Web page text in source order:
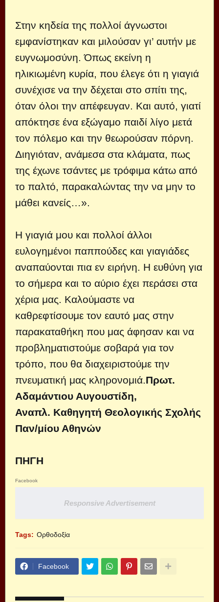
Στην κηδεία της πολλοί άγνωστοι
εμφανίστηκαν και μιλούσαν γι’ αυτήν με
ευγνωμοσύνη. Όπως εκείνη η
ηλικιωμένη κυρία, που έλεγε ότι η γιαγιά
συνέχισε να την δέχεται στο σπίτι της,
όταν όλοι την απέφευγαν. Και αυτό, γιατί
απόκτησε ένα εξώγαμο παιδί λίγο μετά
τον πόλεμο και την θεωρούσαν πόρνη.
Διηγιόταν, ανάμεσα στα κλάματα, πως
της έχωνε τσάντες με τρόφιμα κάτω από
το παλτό, παρακαλώντας την να μην το
μάθει κανείς…».
Η γιαγιά μου και πολλοί άλλοι
ευλογημένοι παππούδες και γιαγιάδες
αναπαύονται πια εν ειρήνη. Η ευθύνη για
το σήμερα και το αύριο έχει περάσει στα
χέρια μας. Καλούμαστε να
καθρεφτίσουμε τον εαυτό μας στην
παρακαταθήκη που μας άφησαν και να
προβληματιστούμε σοβαρά για τον
τρόπο, που θα διαχειριστούμε την
πνευματική μας κληρονομιά.Πρωτ.
Αδαμάντιου Αυγουστίδη,
Αναπλ. Καθηγητή Θεολογικής Σχολής
Παν/μίου Αθηνών
ΠΗΓΗ
Facebook
Responsive Advertisement
Tags: Ορθοδοξία
Facebook